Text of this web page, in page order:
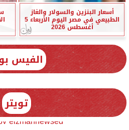
أسعار البنزين والسولار والغاز
الطبيعي في مصر اليوم الأربعاء 5
أغسطس 2026
الفيس
تويتر
elzmannewseg